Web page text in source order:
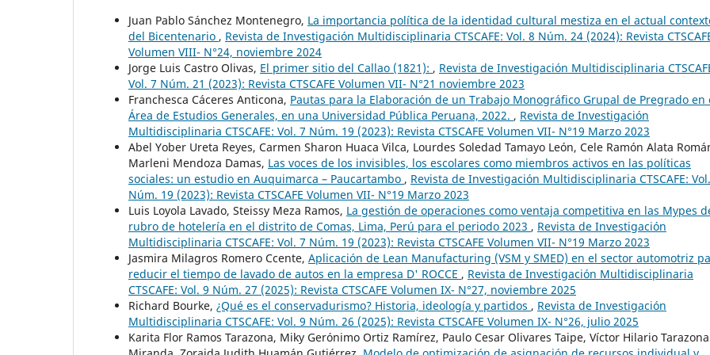
Juan Pablo Sánchez Montenegro, La importancia política de la identidad cultural mestiza en el actual
del Bicentenario , Revista de Investigación Multidisciplinaria CTSCAFE: Vol. 8 Núm. 24 (2024): Revista
Volumen VIII- N°24, noviembre 2024
Jorge Luis Castro Olivas, El primer sitio del Callao (1821): , Revista de Investigación Multidisciplinaria
Vol. 7 Núm. 21 (2023): Revista CTSCAFE Volumen VII- N°21 noviembre 2023
Franchesca Cáceres Anticona, Pautas para la Elaboración de un Trabajo Monográfico Grupal de Pregrado en
Área de Estudios Generales, en una Universidad Pública Peruana, 2022. , Revista de Investigación
Multidisciplinaria CTSCAFE: Vol. 7 Núm. 19 (2023): Revista CTSCAFE Volumen VII- N°19 Marzo 2023
Abel Yober Ureta Reyes, Carmen Sharon Huaca Vilca, Lourdes Soledad Tamayo León, Cele Ramón Alata
Marleni Mendoza Damas, Las voces de los invisibles, los escolares como miembros activos en las políticas
sociales: un estudio en Auquimarca – Paucartambo , Revista de Investigación Multidisciplinaria CTSCAFE:
Núm. 19 (2023): Revista CTSCAFE Volumen VII- N°19 Marzo 2023
Luis Loyola Lavado, Steissy Meza Ramos, La gestión de operaciones como ventaja competitiva en las Mypes
rubro de hotelería en el distrito de Comas, Lima, Perú para el periodo 2023 , Revista de Investigación
Multidisciplinaria CTSCAFE: Vol. 7 Núm. 19 (2023): Revista CTSCAFE Volumen VII- N°19 Marzo 2023
Jasmira Milagros Romero Ccente, Aplicación de Lean Manufacturing (VSM y SMED) en el sector automotriz
reducir el tiempo de lavado de autos en la empresa D' ROCCE , Revista de Investigación Multidisciplinaria
CTSCAFE: Vol. 9 Núm. 27 (2025): Revista CTSCAFE Volumen IX- N°27, noviembre 2025
Richard Bourke, ¿Qué es el conservadurismo? Historia, ideología y partidos , Revista de Investigación
Multidisciplinaria CTSCAFE: Vol. 9 Núm. 26 (2025): Revista CTSCAFE Volumen IX- N°26, julio 2025
Karita Flor Ramos Tarazona, Miky Gerónimo Ortiz Ramírez, Paulo Cesar Olivares Taipe, Víctor Hilario Tarazona